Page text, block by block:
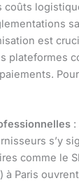
coûts
est
plateformes
s’y
comme le
à Paris